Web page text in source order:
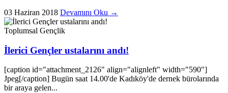
03 Haziran 2018 Devamını Oku →
Toplumsal Gençlik
İlerici Gençler ustalarını andı!
[caption id="attachment_2126" align="alignleft" width="590"]
Jpeg[/caption] Bugün saat 14.00'de Kadıköy'de dernek bürolarında
bir araya gelen...